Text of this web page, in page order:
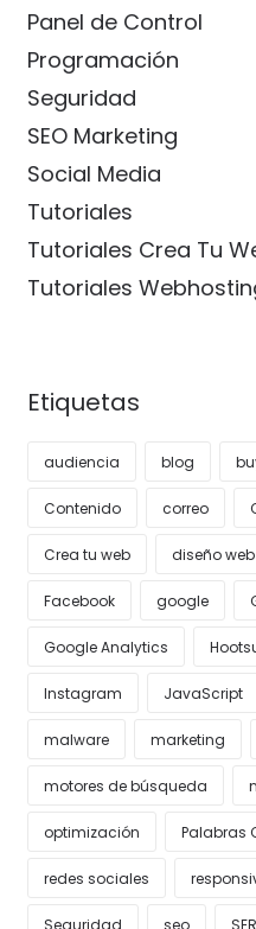
Panel de Control
Programación
Seguridad
SEO Marketing
Social Media
Tutoriales
Tutoriales Crea Tu
Tutoriales
Etiquetas
audiencia blog
Contenido correo
Crea tu web diseño web
Facebook google
Google Analytics
Instagram JavaScript
malware marketing
motores de búsqueda
optimización Palabras
redes sociales
Seguridad seo